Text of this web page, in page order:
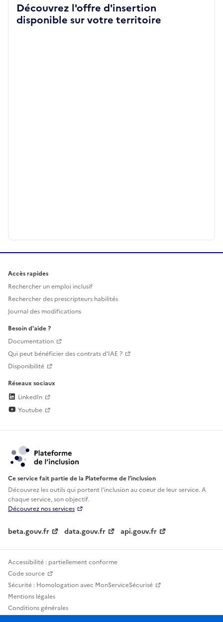
Découvrez l'offre d'insertion
disponible sur votre territoire
Accès rapides
Rechercher un emploi inclusif
Rechercher des prescripteurs habilités
Journal des modifications
Besoin d'aide ?
Documentation
Qui peut bénéficier des contrats d'IAE ?
Disponibilité
Réseaux sociaux
LinkedIn
Youtube
Ce service fait partie de la Plateforme de l’inclusion
Découvrez les outils qui portent l'inclusion aucoeur de leur service. A
chaque service, son objectif.
Découvrez nos services
beta.gouv.fr data.gouv.fr api.gouv.fr
Accessibilité : partiellement conforme
Code source
Sécurité : Homologation avec MonServiceSécurisé
Mentions légales
Conditions générales